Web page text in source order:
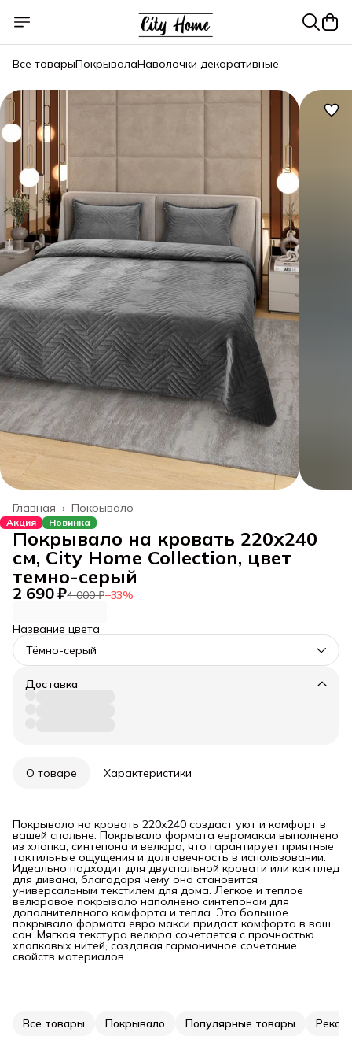
Все товарыПокрывалаНаволочки декоративные
Покрывало
Главная ›
Акция Новинка
Покрывало на кровать 220х240
см, City Home Collection, цвет
темно-серый
2 690 ₽4 000 ₽−33%
Название цвета
Тёмно-серый
Доставка
О товаре Характеристики
Покрывало на кровать 220х240 создаст уют и комфорт в
вашей спальне. Покрывало формата евромакси выполнено
из хлопка, синтепона и велюра, что гарантирует приятные
тактильные ощущения и долговечность в использовании.
Идеально подходит для двуспальной кровати или как плед
для дивана, благодаря чему оно становится
универсальным текстилем для дома. Легкое и теплое
велюровое покрывало наполнено синтепоном для
дополнительного комфорта и тепла. Это большое
покрывало формата евро макси придаст комфорта в ваш
сон. Мягкая текстура велюра сочетается с прочностью
хлопковых нитей, создавая гармоничное сочетание
свойств материалов.
Все товары Покрывало Популярные товары